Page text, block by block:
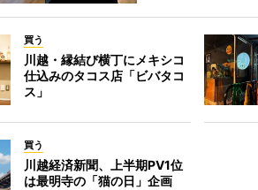
買う
川越・縁結び横丁にメキシコ
仕込みのタコス店「ビバタコ
ス」
買う
川越経済新聞、上半期PV1位
は最明寺の「猫の日」企画